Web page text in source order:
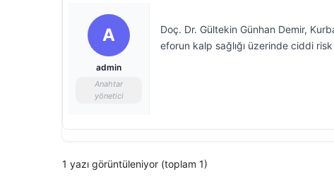
A
admin
Anahtar
yönetici
Doç. Dr. Gültekin Günhan Demir,
eforun kalp sağlığı üzerinde ciddi
1 yazı görüntüleniyor (toplam 1)